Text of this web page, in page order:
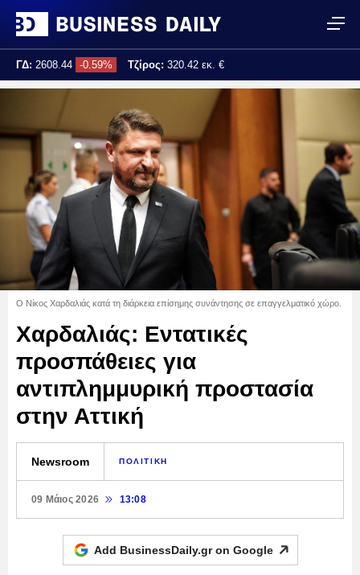
ΓΔ: 2608.44 -0.59% Τζίρος: 320.42 εκ. €
Ο Νίκος Χαρδαλιάς κατά τη διάρκεια επίσημης συνάντησης σε επαγγελματικό χώρο.
Χαρδαλιάς: Εντατικές
προσπάθειες για
αντιπλημμυρική προστασία
στην Αττική
Newsroom ΠΟΛΙΤΙΚΗ
09 Μάιος 2026 13:08
Add BusinessDaily.gr on Google